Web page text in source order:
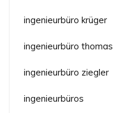
ingenieurbüro krüger
ingenieurbüro thomas
ingenieurbüro ziegler
ingenieurbüros